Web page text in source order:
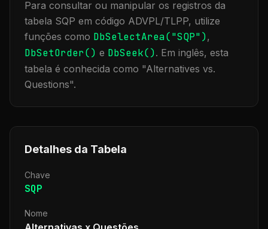
Para consultar ou manipular os registros da
tabela SQP em código ADVPL/TLPP, utilize
funções como DbSelectArea("SQP"),
DbSetOrder() e DbSeek(). Em inglês, esta
tabela é conhecida como "Alternatives vs.
Questions".
Detalhes da Tabela
Chave
SQP
Nome